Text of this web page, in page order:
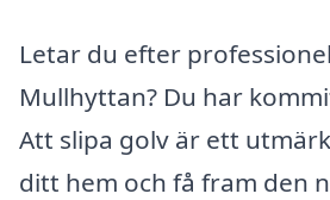
Letar du efter
Mullhyttan? Du har
Att slipa golv är ett
ditt hem och få fram den